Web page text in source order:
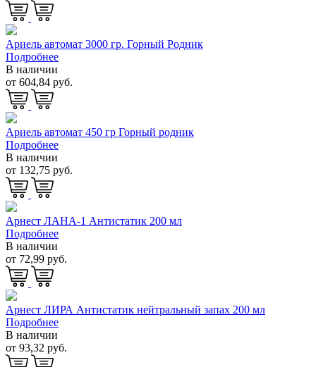
Ариель автомат 3000 гр. Горный Родник
Подробнее
В наличии
от 604,84 руб.
Ариель автомат 450 гр Горный родник
Подробнее
В наличии
от 132,75 руб.
Арнест ЛАНА-1 Антистатик 200 мл
Подробнее
В наличии
от 72,99 руб.
Арнест ЛИРА Антистатик нейтральный запах 200 мл
Подробнее
В наличии
от 93,32 руб.